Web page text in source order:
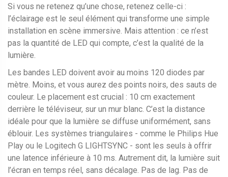
Si vous ne retenez qu’une chose, retenez celle-ci :
l’éclairage est le seul élément qui transforme une simple
installation en scène immersive. Mais attention : ce n’est
pas la quantité de LED qui compte, c’est la qualité de la
lumière.
Les bandes LED doivent avoir au moins 120 diodes par
mètre. Moins, et vous aurez des points noirs, des sauts de
couleur. Le placement est crucial : 10 cm exactement
derrière le téléviseur, sur un mur blanc. C’est la distance
idéale pour que la lumière se diffuse uniformément, sans
éblouir. Les systèmes triangulaires - comme le Philips Hue
Play ou le Logitech G LIGHTSYNC - sont les seuls à offrir
une latence inférieure à 10 ms. Autrement dit, la lumière suit
l’écran en temps réel, sans décalage. Pas de lag. Pas de